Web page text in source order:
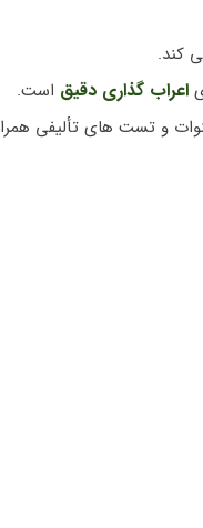
کند.
اعراب گذاری دقیق است.
و تست های تألیفی همراه